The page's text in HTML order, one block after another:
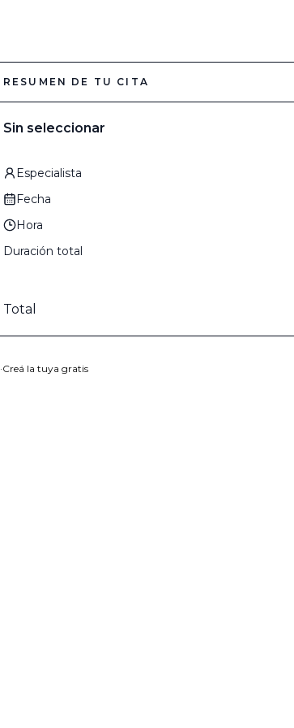
RESUMEN DE TU CITA
Sin seleccionar
Especialista
Fecha
Hora
Duración total
Total
·Creá la tuya gratis